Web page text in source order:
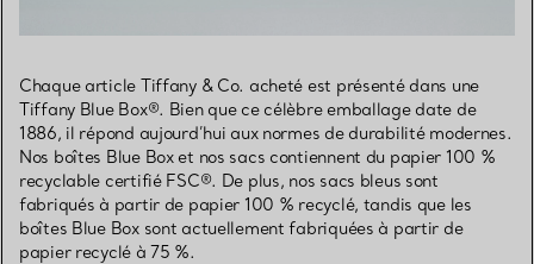
Chaque article Tiffany & Co. acheté est présenté dans une
Tiffany Blue Box®. Bien que ce célèbre emballage date de
1886, il répond aujourd’hui aux normes de durabilité modernes.
Nos boîtes Blue Box et nos sacs contiennent du papier 100 %
recyclable certifié FSC®. De plus, nos sacs bleus sont
fabriqués à partir de papier 100 % recyclé, tandis que les
boîtes Blue Box sont actuellement fabriquées à partir de
papier recyclé à 75 %.